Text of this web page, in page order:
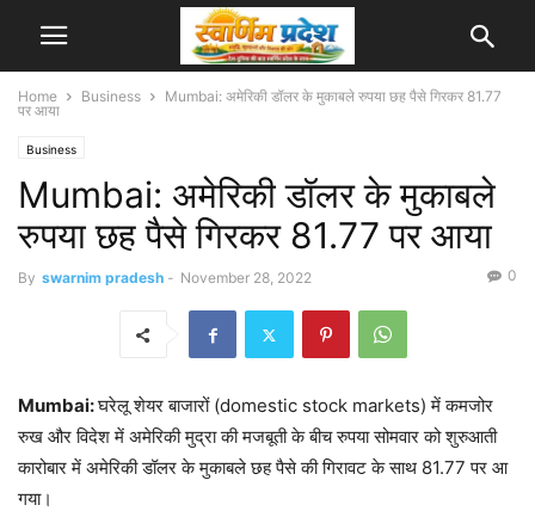
Home Business
Mumbai: अमेरिकी डॉलर के मुकाबले रुपया छह पैसे गिरकर 81.77
पर आया
Business
Mumbai: अमेरिकी डॉलर के मुकाबले
रुपया छह पैसे गिरकर 81.77 पर आया
By swarnim pradesh - November 28, 2022 0
Mumbai:घरेलू शेयर बाजारों (domestic stock markets) में कमजोर
रुख और विदेश में अमेरिकी मुद्रा की मजबूती के बीच रुपया सोमवार को शुरुआती
कारोबार में अमेरिकी डॉलर के मुकाबले छह पैसे की गिरावट के साथ 81.77 पर आ
गया।